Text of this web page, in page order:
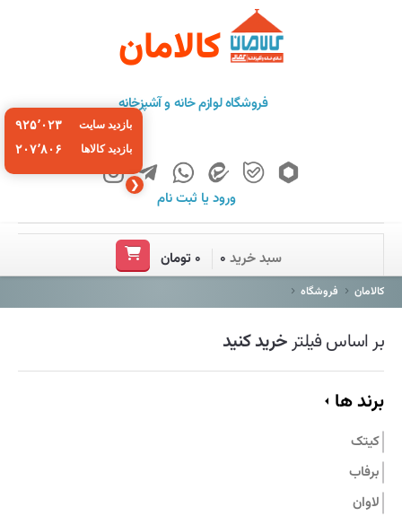
کالامان
فروشگاه لوازم خانه و آشپزخانه
ورودیا ثبت نام
فروشگاه
باشگاه مشتریان
درباره ما
سبد خرید ۰ ۰ تومان
کالامان فروشگاه
بر اساس فیلترخرید کنید
برند ها
کیتک
برفاب
لاوان
❮
بازدید سایت ۹۲۵٬۰۲۳
بازدید کالاها ۲۰۷٬۸۰۶